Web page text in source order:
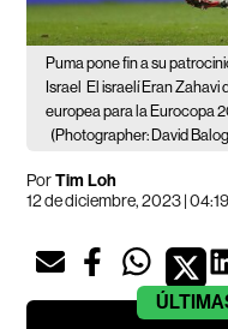
Puma pone fin a su
Israel El israelí Eran
europea para la Eurocopa
(Photographer: David
PorTim Loh
12 de diciembre, 2023 |